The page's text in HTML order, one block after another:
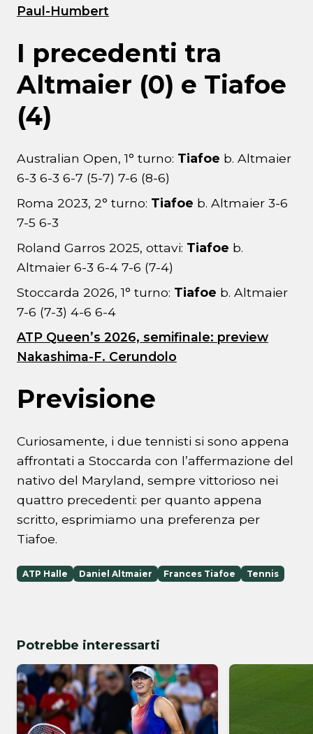
Paul-Humbert
I precedenti tra
Altmaier (0) e Tiafoe
(4)
Australian Open, 1° turno: Tiafoe b. Altmaier
6-3 6-3 6-7 (5-7) 7-6 (8-6)
Roma 2023, 2° turno: Tiafoe b. Altmaier 3-6
7-5 6-3
Roland Garros 2025, ottavi: Tiafoe b.
Altmaier 6-3 6-4 7-6 (7-4)
Stoccarda 2026, 1° turno: Tiafoe b. Altmaier
7-6 (7-3) 4-6 6-4
ATP Queen’s 2026, semifinale: preview
Nakashima-F. Cerundolo
Previsione
Curiosamente, i due tennisti si sono appena
affrontati a Stoccarda con l’affermazione del
nativo del Maryland, sempre vittorioso nei
quattro precedenti: per quanto appena
scritto, esprimiamo una preferenza per
Tiafoe.
ATP Halle Daniel Altmaier Frances Tiafoe Tennis
Potrebbe interessarti